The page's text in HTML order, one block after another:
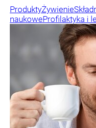
ProduktyŻywienie
naukoweProfilaktyka i